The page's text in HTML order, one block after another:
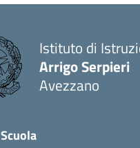
Istituto di
Arrigo Serpieri
Avezzano
Scuola